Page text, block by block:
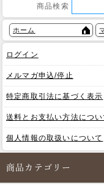
商品検索
ホーム
ログイン
メルマガ申込/停止
特定商取引法に基づく表示
送料とお支払い方法につい
個人情報の取扱いについて
商品カテゴリー